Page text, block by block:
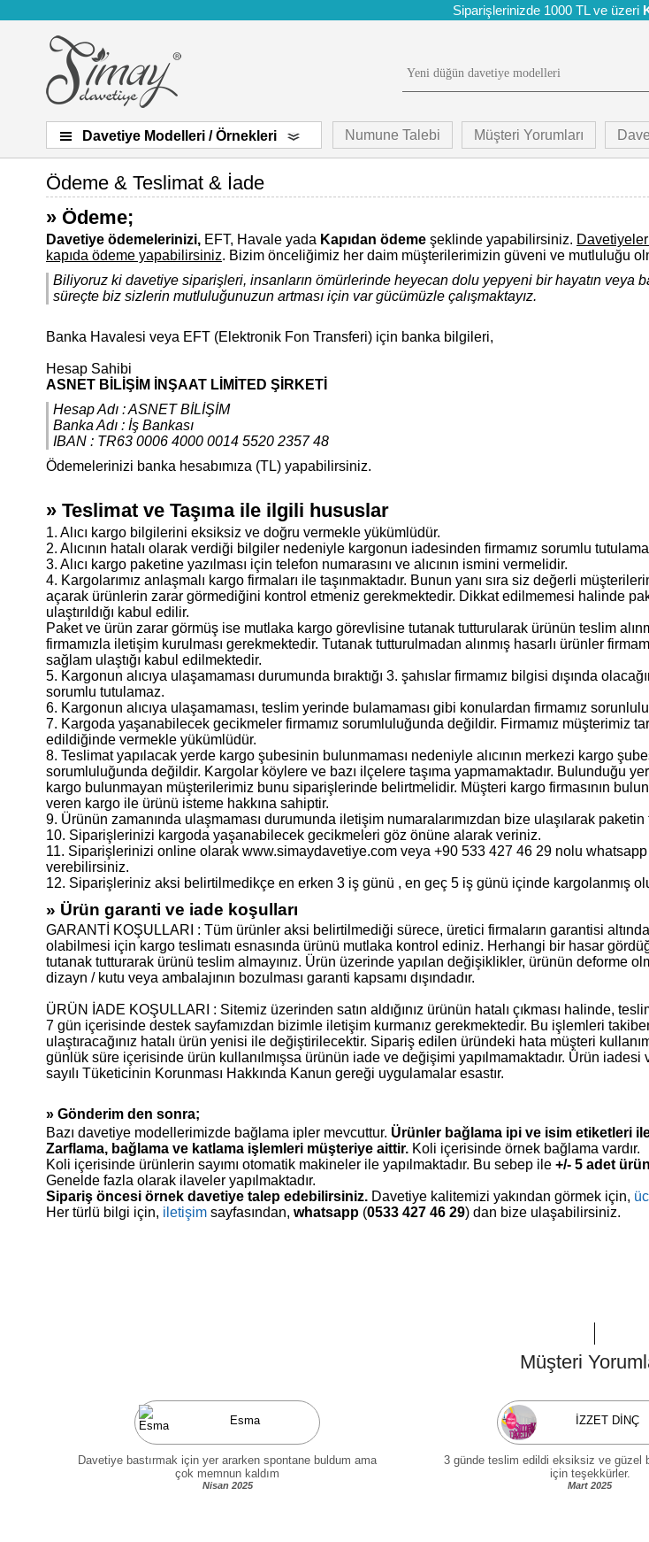
Siparişlerinizde 1000 TL ve üzeri
Davetiye Modelleri / Örnekleri Numune Talebi Müşteri Yorumları
Ödeme & Teslimat & İade
» Ödeme;
Davetiye ödemelerinizi, EFT, Havale yada Kapıdan ödeme şeklinde yapabilirsiniz.
kapıda ödeme yapabilirsiniz. Bizim önceliğimiz her daim müşterilerimizin güveni ve mutluluğu
Biliyoruz ki davetiye siparişleri, insanların ömürlerinde heyecan dolu yepyeni bir hayatın veya
süreçte biz sizlerin mutluluğunuzun artması için var gücümüzle çalışmaktayız.
Banka Havalesi veya EFT (Elektronik Fon Transferi) için banka bilgileri,
Hesap Sahibi
ASNET BİLİŞİM İNŞAAT LİMİTED ŞİRKETİ
Hesap Adı : ASNET BİLİŞİM
Banka Adı : İş Bankası
IBAN : TR63 0006 4000 0014 5520 2357 48
Ödemelerinizi banka hesabımıza (TL) yapabilirsiniz.
» Teslimat ve Taşıma ile ilgili hususlar
1. Alıcı kargo bilgilerini eksiksiz ve doğru vermekle yükümlüdür.
2. Alıcının hatalı olarak verdiği bilgiler nedeniyle kargonun iadesinden firmamız sorumlu
3. Alıcı kargo paketine yazılması için telefon numarasını ve alıcının ismini vermelidir.
4. Kargolarımız anlaşmalı kargo firmaları ile taşınmaktadır. Bunun yanı sıra siz değerli
açarak ürünlerin zarar görmediğini kontrol etmeniz gerekmektedir. Dikkat edilmemesi halinde
ulaştırıldığı kabul edilir.
Paket ve ürün zarar görmüş ise mutlaka kargo görevlisine tutanak tutturularak ürünün teslim
firmamızla iletişim kurulması gerekmektedir. Tutanak tutturulmadan alınmış hasarlı ürünler
sağlam ulaştığı kabul edilmektedir.
5. Kargonun alıcıya ulaşamaması durumunda bıraktığı 3. şahıslar firmamız bilgisi dışında
sorumlu tutulamaz.
6. Kargonun alıcıya ulaşamaması, teslim yerinde bulamaması gibi konulardan firmamız
7. Kargoda yaşanabilecek gecikmeler firmamız sorumluluğunda değildir. Firmamız müşterimiz
edildiğinde vermekle yükümlüdür.
8. Teslimat yapılacak yerde kargo şubesinin bulunmaması nedeniyle alıcının merkezi kargo
sorumluluğunda değildir. Kargolar köylere ve bazı ilçelere taşıma yapmamaktadır. Bulunduğu
kargo bulunmayan müşterilerimiz bunu siparişlerinde belirtmelidir. Müşteri kargo firmasının
veren kargo ile ürünü isteme hakkına sahiptir.
9. Ürünün zamanında ulaşmaması durumunda iletişim numaralarımızdan bize ulaşılarak
10. Siparişlerinizi kargoda yaşanabilecek gecikmeleri göz önüne alarak veriniz.
11. Siparişlerinizi online olarak www.simaydavetiye.com veya +90 533 427 46 29 nolu whatsapp
verebilirsiniz.
12. Siparişleriniz aksi belirtilmedikçe en erken 3 iş günü , en geç 5 iş günü içinde kargolanmış
» Ürün garanti ve iade koşulları
GARANTİ KOŞULLARI : Tüm ürünler aksi belirtilmediği sürece, üretici firmaların garantisi
olabilmesi için kargo teslimatı esnasında ürünü mutlaka kontrol ediniz. Herhangi bir hasar
tutanak tutturarak ürünü teslim almayınız. Ürün üzerinde yapılan değişiklikler, ürünün deforme
dizayn / kutu veya ambalajının bozulması garanti kapsamı dışındadır.
ÜRÜN İADE KOŞULLARI : Sitemiz üzerinden satın aldığınız ürünün hatalı çıkması halinde,
7 gün içerisinde destek sayfamızdan bizimle iletişim kurmanız gerekmektedir. Bu işlemleri
ulaştıracağınız hatalı ürün yenisi ile değiştirilecektir. Sipariş edilen üründeki hata müşteri
günlük süre içerisinde ürün kullanılmışsa ürünün iade ve değişimi yapılmamaktadır. Ürün iadesi
sayılı Tüketicinin Korunması Hakkında Kanun gereği uygulamalar esastır.
» Gönderim den sonra;
Bazı davetiye modellerimizde bağlama ipler mevcuttur. Ürünler bağlama ipi ve isim etiketleri
Zarflama, bağlama ve katlama işlemleri müşteriye aittir. Koli içerisinde örnek bağlama vardır.
Koli içerisinde ürünlerin sayımı otomatik makineler ile yapılmaktadır. Bu sebep ile +/- 5 adet ürün
Genelde fazla olarak ilaveler yapılmaktadır.
Sipariş öncesi örnek davetiye talep edebilirsiniz. Davetiye kalitemizi yakından görmek için,
Her türlü bilgi için, iletişim sayfasından, whatsapp (0533 427 46 29) dan bize ulaşabilirsiniz.
Müşteri
Esma
Davetiye bastırmak için yer ararken spontane buldum ama
çok memnun kaldım
Nisan 2025
İZZET DİNÇ
3 günde teslim edildi eksiksiz ve güzel
için teşekkürler.
Mart 2025